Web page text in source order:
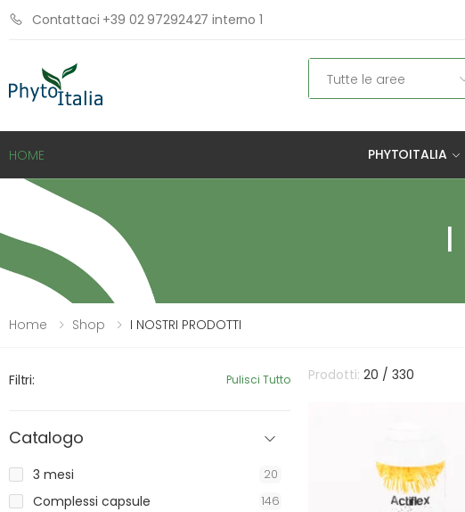
Contattaci +39 02 97292427 interno 1
HOME PHYTOITALIA
I
Home Shop I NOSTRI PRODOTTI
Prodotti: 20 / 330
Filtri: Pulisci Tutto
Catalogo
3 mesi 20
Complessi capsule 146